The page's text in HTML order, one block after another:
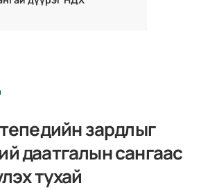
зардлыг
даатгалын сангаас
тухай